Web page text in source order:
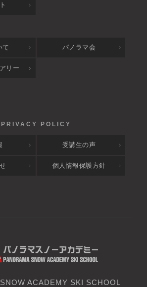
て パノラマ会
リー
受講生の声
個人情報保護方針
ACADEMY SKI SCHOOL